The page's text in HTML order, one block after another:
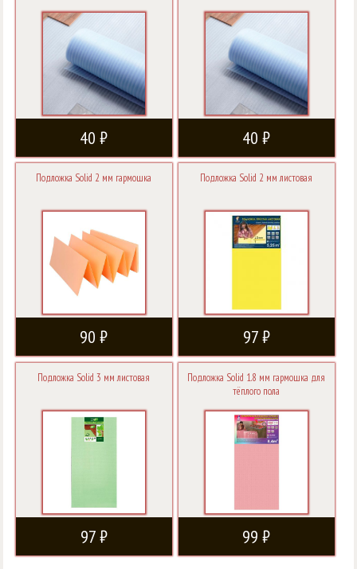
40 ₽ 40 ₽
Подложка Solid 2 мм гармошка
90 ₽
Подложка Solid 2 мм листовая
97 ₽
Подложка Solid 3 мм листовая
97 ₽
Подложка Solid 1.8 мм гармошка для
тёплого пола
99 ₽